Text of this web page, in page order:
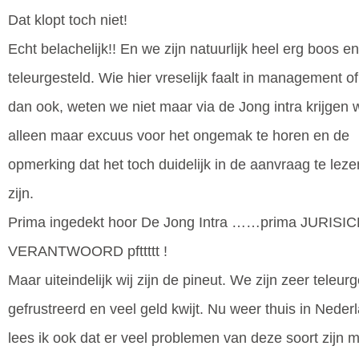
Dat klopt toch niet!
Echt belachelijk!! En we zijn natuurlijk heel erg boos en
teleurgesteld. Wie hier vreselijk faalt in management
dan ook, weten we niet maar via de Jong intra krijgen
alleen maar excuus voor het ongemak te horen en de
opmerking dat het toch duidelijk in de aanvraag te
zijn.
Prima ingedekt hoor De Jong Intra ……prima
VERANTWOORD pfttttt !
Maar uiteindelijk wij zijn de pineut. We zijn zeer
gefrustreerd en veel geld kwijt. Nu weer thuis in
lees ik ook dat er veel problemen van deze soort zijn